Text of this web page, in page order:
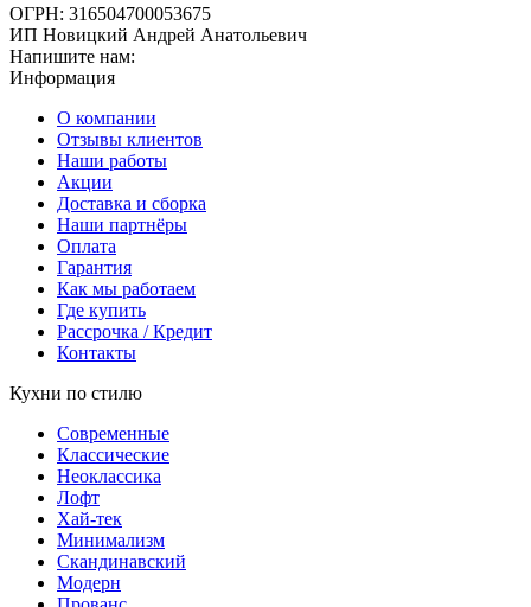
ОГРН: 316504700053675
ИП Новицкий Андрей Анатольевич
Напишите нам:
Информация
О компании
Отзывы клиентов
Наши работы
Акции
Доставка и сборка
Наши партнёры
Оплата
Гарантия
Как мы работаем
Где купить
Рассрочка / Кредит
Контакты
Кухни по стилю
Современные
Классические
Неоклассика
Лофт
Хай-тек
Минимализм
Скандинавский
Модерн